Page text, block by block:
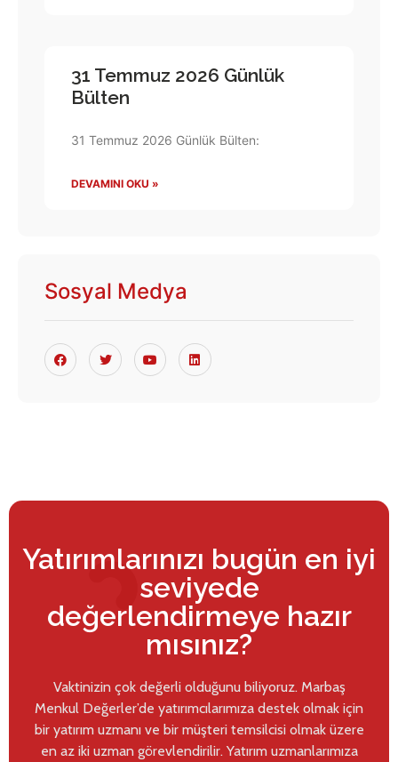
31 Temmuz 2026 Günlük
Bülten
31 Temmuz 2026 Günlük Bülten:
DEVAMINI OKU »
Sosyal Medya
Yatırımlarınızı bugün en iyi
seviyede
değerlendirmeye hazır
mısınız?
Vaktinizin çok değerli olduğunu biliyoruz. Marbaş
Menkul Değerler’de yatırımcılarımıza destek olmak için
bir yatırım uzmanı ve bir müşteri temsilcisi olmak üzere
en az iki uzman görevlendirilir. Yatırım uzmanlarımıza